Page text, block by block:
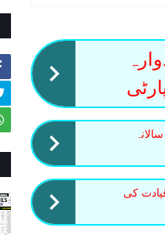
اور قیادت کی